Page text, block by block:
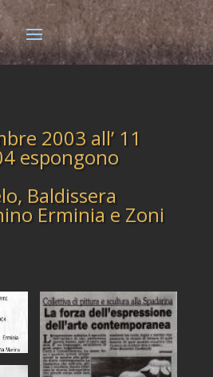
2003 all’ 11
espongono
Baldissera
Erminia e Zoni